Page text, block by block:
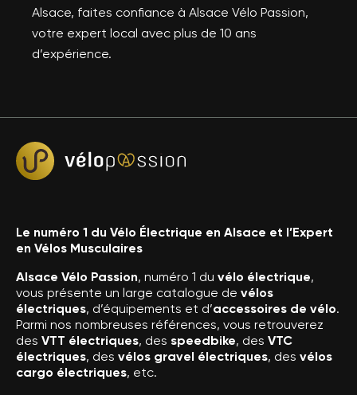
Alsace, faites confiance à Alsace Vélo Passion,
votre expert local avec plus de 10 ans
d’expérience.
Le numéro 1 du Vélo Électrique en Alsace et l’Expert
en Vélos Musculaires
Alsace Vélo Passion, numéro 1 du vélo électrique,
vous présente un large catalogue de vélos
électriques, d’équipements et d’accessoires de vélo.
Parmi nos nombreuses références, vous retrouverez
des VTT électriques, des speedbike, des VTC
électriques, des vélos gravel électriques, des vélos
cargo électriques, etc.